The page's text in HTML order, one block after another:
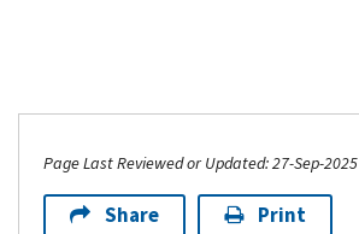
Page Last Reviewed or Updated: 27-Sep-2025
Share Print